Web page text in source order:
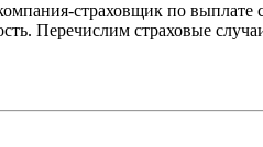
страховщик по выплате
Перечислим страховые